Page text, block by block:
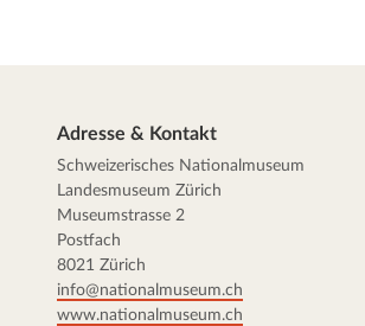
Adresse & Kontakt
Schweizerisches Nationalmuseum
Landesmuseum Zürich
Museumstrasse 2
Postfach
8021 Zürich
info@nationalmuseum.ch
www.nationalmuseum.ch